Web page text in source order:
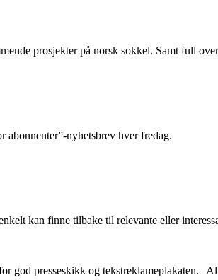
prosjekter på norsk sokkel. Samt full
abonnenter”-nyhetsbrev hver fredag.
kan finne tilbake til relevante eller
god presseskikk og tekstreklameplakaten.